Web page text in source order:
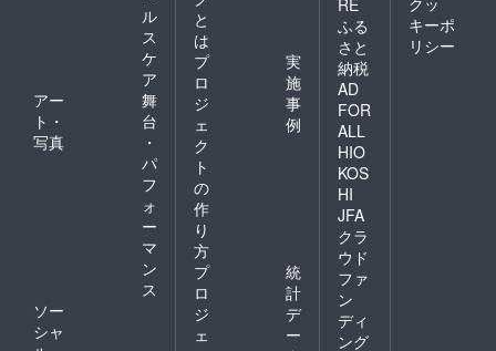
ル
ス
ケ
ア
アー
ト・
写真
舞
台
・
パ
フ
ォ
ー
マ
ン
ス
ソー
シャ
と
は
プ
ロ
ジ
ェ
ク
ト
の
作
り
方
実
施
事
例
プ
ロ
ジ
ェ
統
計
デ
ー
ふる
さと
納税
AD
FOR
ALL
HIO
KOS
HI
JFA
クラ
ウド
ファ
ン
ディ
ング
キーポ
リシー